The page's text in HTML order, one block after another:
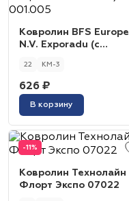
Ковролин BFS Europe
N.V. Exporadu (с
001.005
22 КМ-3
626 ₽
В корзину
-11%
Ковролин Технолайн
Флорт Экспо 07022